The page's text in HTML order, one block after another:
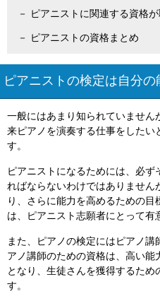
ピアニストに関連する資格
ピアニストの資格まとめ
ピアニストの検定は自分
一般にはあまり知られていませ
来ピアノを演奏する仕事をしたい
す。
ピアニストになるためには、必
ればならないわけではありません
り、さらに能力を高めるための
は、ピアニスト志願者にとって有
また、ピアノの検定にはピアノ
アノ講師のための資格は、高い能
となり、生徒さんを獲得するた
す。